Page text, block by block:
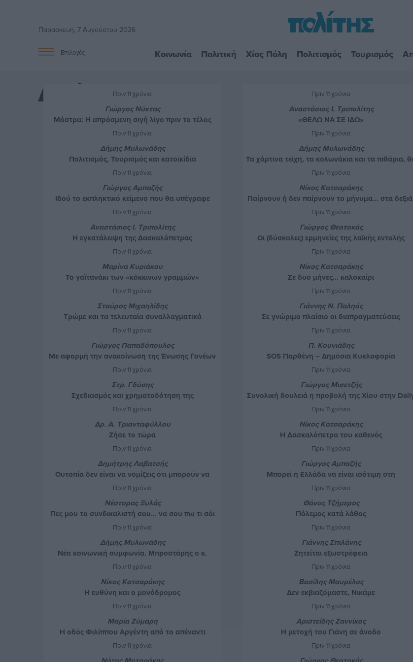
Παρασκευή, 7 Αυγούστου 2026
Επιλογές Κοινωνία Πολιτική Χίος Πόλη Πολιτισμός Τουρισμός
Απόψεις
Πριν 11 χρόνια
Γιώργος Νύκτας
Μόστρα: Η απρόσμενη σιγή λίγο πριν το τέλος
Πριν 11 χρόνια
Αναστάσιος Ι. Τριπολίτης
«ΘΕΛΩ ΝΑ ΣΕ ΙΔΩ»
Πριν 11 χρόνια
Δήμης Μυλωνάδης
Πολιτισμός, Τουρισμός και κατοικίδια
Πριν 11 χρόνια
Δήμης Μυλωνάδης
Τα χάρτινα τείχη, τα κολωνάκια και τα πιθάρια,
θωρακίσουν το κεντρικό λιμάνι
Πριν 11 χρόνια
Γιώργος Αμπαζής
Ιδού το εκπληκτικό κείμενο που θα υπέγραφε
περιχαρής ο Βαρουφάκης
Πριν 11 χρόνια
Νίκος Κατσαράκης
Παίρνουν ή δεν παίρνουν το μήνυμα... στα
Πριν 11 χρόνια
Αναστάσιος Ι. Τριπολίτης
Η εγκατάλειψη της Δασκαλόπετρας
Πριν 11 χρόνια
Γιώργος Θεοτοκάς
Οι (δύσκολες) ερμηνείες της λαϊκής εντολής
Πριν 11 χρόνια
Μαρίνα Κυριάκου
Το γαϊτανάκι των «κόκκινων γραμμών»
Πριν 11 χρόνια
Νίκος Κατσαράκης
Σε δυο μήνες... καλοκαίρι
Πριν 11 χρόνια
Σταύρος Μιχαηλίδης
Τρώμε και τα τελευταία συναλλαγματικά
αποθέματα του Ν.Α.Τ.
Πριν 11 χρόνια
Γιάννης Ν. Παληός
Σε γνώριμο πλαίσιο οι διαπραγματεύσεις
Πριν 11 χρόνια
Γιώργος Παπαδόπουλος
Με αφορμή την ανακοίνωση της Ένωσης Γονέων
Πριν 11 χρόνια
Π. Κουνιάδης
SOS Παρθένη – Δημόσια Κυκλοφορία
Πριν 11 χρόνια
Στρ. Γδύσης
Σχεδιασμός και χρηματοδότηση της
Δασκαλόπετρας και των Τριών Μύλων
Πριν 11 χρόνια
Γιώργος Μισετζής
Συνολική δουλειά η προβολή της Χίου στην
Telegraph
Πριν 11 χρόνια
Δρ. Α. Τριανταφύλλου
Ζήσε το τώρα
Πριν 11 χρόνια
Νίκος Κατσαράκης
Η Δασκαλόπετρα του καθενός
Πριν 11 χρόνια
Δημήτρης Λαβατσής
Ουτοπία δεν είναι να νομίζεις ότι μπορούν να
αλλάξουν τα πράγματα..
Πριν 11 χρόνια
Γιώργος Αμπαζής
Μπορεί η Ελλάδα να είναι ισότιμη στη
λυκοσυμμαχία της ΕΕ;
Πριν 11 χρόνια
Νέστορας Ξυλάς
Πες μου το συνδικαλιστή σου... να σου πω τι σόι
αριστερή κυβέρνηση είσαι...
Πριν 11 χρόνια
Θάνος Τζήμερος
Πόλεμος κατά λάθος
Πριν 11 χρόνια
Δήμης Μυλωνάδης
Νέα κοινωνική συμφωνία. Μπροστάρης ο κ.
Δήμαρχος
Πριν 11 χρόνια
Γιάννης Σπιλάνης
Ζητείται εξωστρέφεια
Πριν 11 χρόνια
Νίκος Κατσαράκης
Η ευθύνη και ο μονόδρομος
Πριν 11 χρόνια
Βασίλης Μαυρέλος
Δεν εκβιαζόμαστε, Νικάμε
Πριν 11 χρόνια
Μαρία Ζύμαρη
Η οδός Φιλίππου Αργέντη από το απέναντι
πεζοδρόμιο
Πριν 11 χρόνια
Αριστείδης Ζαννίκος
Η μετοχή του Γιάνη σε άνοδο
Πριν 11 χρόνια Πριν 11 χρόνια